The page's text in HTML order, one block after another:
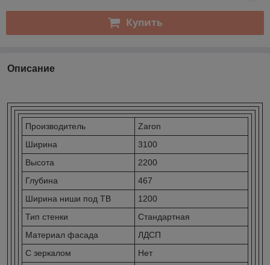
Купить
Описание
Производитель
Zaron
Ширина
3100
Высота
2200
Глубина
467
Ширина ниши под ТВ
1200
Тип стенки
Стандартная
Материал фасада
ЛДСП
С зеркалом
Нет